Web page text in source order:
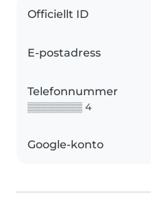
Officiellt ID
E-postadress
Telefonnummer
▒▒▒▒▒▒▒▒ 4
Google-konto